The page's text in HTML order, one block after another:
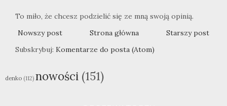
To miło, że chcesz podzielić się ze mną swoją opinią.
Nowszy post
Starszy post
Strona główna
Subskrybuj: Komentarze do posta (Atom)
denko (112) nowości (151)